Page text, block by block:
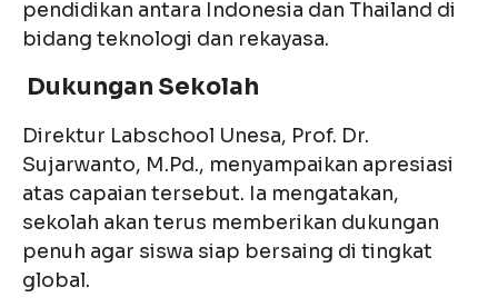
pendidikan antara Indonesia dan Thailand di
bidang teknologi dan rekayasa.
Dukungan Sekolah
Direktur Labschool Unesa, Prof. Dr.
Sujarwanto, M.Pd., menyampaikan apresiasi
atas capaian tersebut. Ia mengatakan,
sekolah akan terus memberikan dukungan
penuh agar siswa siap bersaing di tingkat
global.